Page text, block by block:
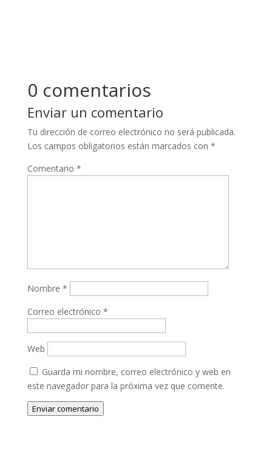
0 comentarios
Enviar un comentario
Tu dirección de correo electrónico no será publicada.
Los campos obligatorios están marcados con *
Comentario *
Nombre *
Correo electrónico *
Web
Guarda mi nombre, correo electrónico y web en
este navegador para la próxima vez que comente.
Enviar comentario